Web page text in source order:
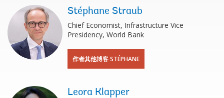
Stéphane Straub
Chief Economist, Infrastructure Vice
Presidency, World Bank
作者其他博客 STÉPHANE
Leora Klapper